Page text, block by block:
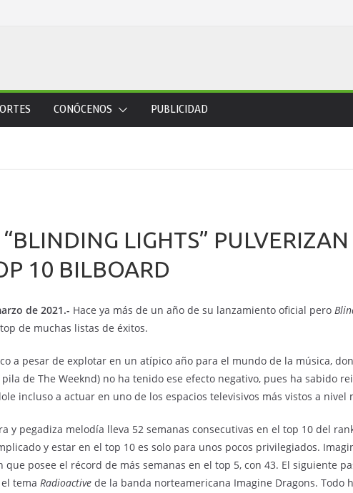
CONÓCENOS PUBLICIDAD
LIGHTS” PULVERIZAN
10 BILBOARD
de 2021.- Hace ya más de un año de su lanzamiento oficial pero
de muchas listas de éxitos.
a pesar de explotar en un atípico año para el mundo de la música,
de The Weeknd) no ha tenido ese efecto negativo, pues ha sabido
incluso a actuar en uno de los espacios televisivos más vistos a nivel
y pegadiza melodía lleva 52 semanas consecutivas en el top 10 del
y estar en el top 10 es solo para unos pocos privilegiados.
posee el récord de más semanas en el top 5, con 43. El siguiente
tema Radioactive de la banda norteamericana Imagine Dragons.